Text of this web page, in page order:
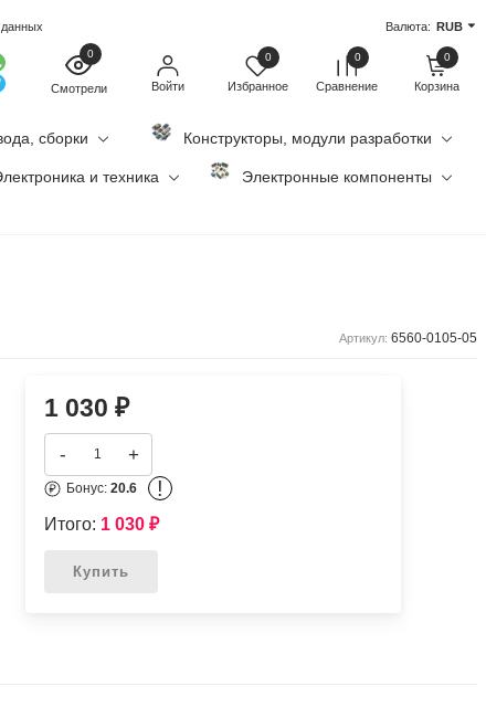
Валюта: RUB
0
Смотрели Войти
0
Избранное
0
Сравнение
0
Корзина
сборки Конструкторы, модули разработки
и техника Электронные компоненты
Артикул: 6560-0105-05
1 030 ₽
- +
Бонус: 20.6 !
Итого: 1 030 ₽
Купить